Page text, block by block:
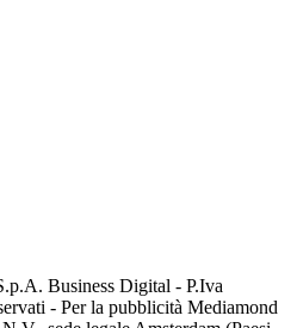
Business Digital - P.Iva
- Per la pubblicità Mediamond